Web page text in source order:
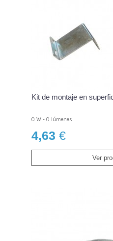
Kit de montaje en
0 W - 0 lúmenes
4,63 €
Ver